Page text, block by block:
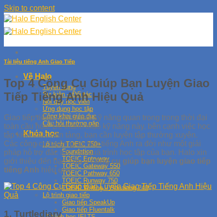
Skip to content
Về Halo
Tuyển dụng
Sự kiện – Đối tác
Nội quy học viên
Ứng dụng học tập
Công khai giáo dục
Câu hỏi thường gặp
Khóa học
Lộ trình TOEIC 750+
Foundation
TOEIC Entryway
TOEIC Gateway 550
TOEIC Pathway 650
TOEIC Runway 750
TOEIC Writing – Speaking 240
Lộ trình giao tiếp
Giao tiếp SpeakUp
Giao tiếp Fluentalk
Tài liệu tiếng Anh Giao Tiếp
Top 4 Công Cụ Giúp Bạn Luyện Giao
Tiếp Tiếng Anh Hiệu Quả
Giao tiếp tiếng Anh là một kỹ năng quan trọng trong thời đại
toàn cầu hóa. Để thành thạo kỹ năng này, bên cạnh việc học
tập kiến thức nền tảng, bạn cần luyện tập thường xuyên.
Các công cụ luyện giao tiếp tiếng Anh ra đời như một giải
pháp hỗ trợ đắc lực cho quá trình học tập của bạn. Halo xin
giới thiệu đến bạnTop 4 công cụ giúp bạn luyện giao tiếp
tiếng Anh hiệu quả.
1. Turtlediary